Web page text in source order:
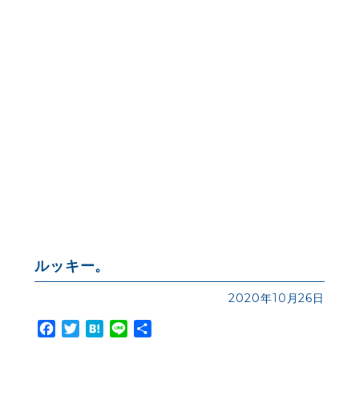
ルッキー。
2020年10月26日
Facebook
TwitterHatena
Line